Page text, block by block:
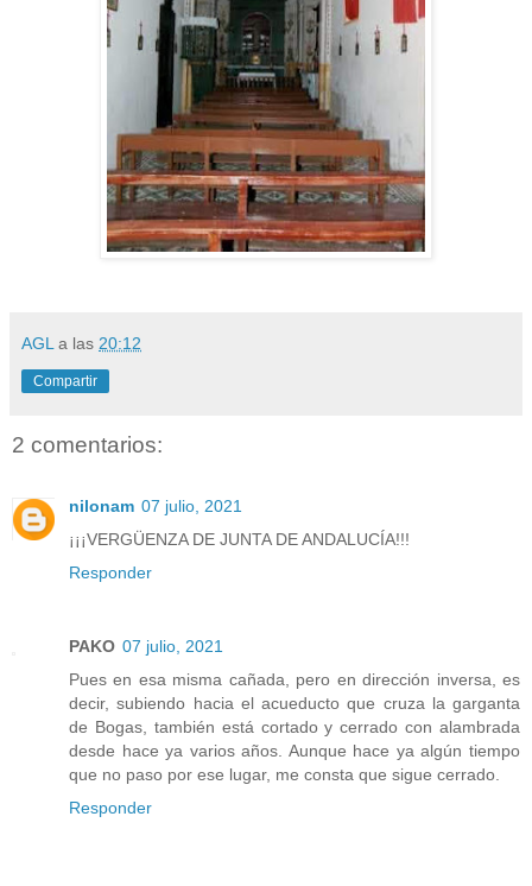
AGL a las 20:12
Compartir
2 comentarios:
nilonam 07 julio, 2021
¡¡¡VERGÜENZA DE JUNTA DE ANDALUCÍA!!!
Responder
PAKO 07 julio, 2021
Pues en esa misma cañada, pero en dirección inversa, es
decir, subiendo hacia el acueducto que cruza la garganta
de Bogas, también está cortado y cerrado con alambrada
desde hace ya varios años. Aunque hace ya algún tiempo
que no paso por ese lugar, me consta que sigue cerrado.
Responder